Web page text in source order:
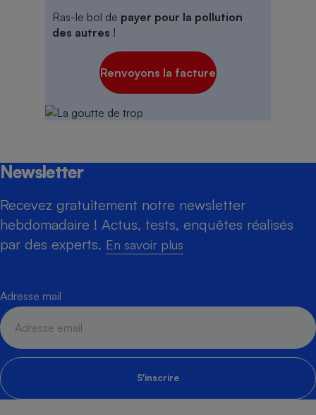
Ras-le bol de payer pour la pollution
des autres !
Renvoyons la facture
Newsletter
Recevez gratuitement notre newsletter
hebdomadaire ! Actus, tests, enquêtes réalisés
par des experts. En savoir plus
Adresse mail
S'inscrire